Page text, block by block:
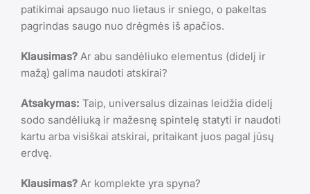
patikimai apsaugo nuo lietaus ir sniego, o pakeltas
pagrindas saugo nuo drėgmės iš apačios.
Klausimas? Ar abu sandėliuko elementus (didelį ir
mažą) galima naudoti atskirai?
Atsakymas: Taip, universalus dizainas leidžia didelį
sodo sandėliuką ir mažesnę spintelę statyti ir naudoti
kartu arba visiškai atskirai, pritaikant juos pagal jūsų
erdvę.
Klausimas? Ar komplekte yra spyna?